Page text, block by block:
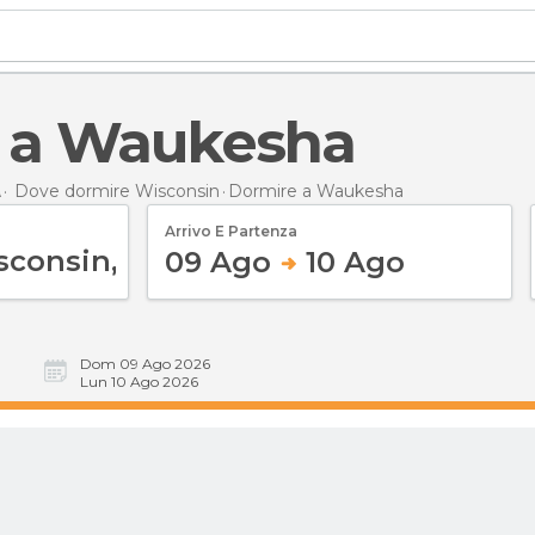
a Waukesha
Dove dormire Wisconsin Dormire a Waukesha
Arrivo E Partenza
09 Ago 10 Ago
Dom 09 Ago 2026
Lun 10 Ago 2026